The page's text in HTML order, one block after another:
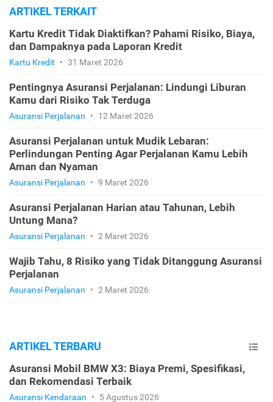
ARTIKEL TERKAIT
Kartu Kredit Tidak Diaktifkan? Pahami Risiko, Biaya,
dan Dampaknya pada Laporan Kredit
Kartu Kredit • 31 Maret 2026
Pentingnya Asuransi Perjalanan: Lindungi Liburan
Kamu dari Risiko Tak Terduga
Asuransi Perjalanan • 12 Maret 2026
Asuransi Perjalanan untuk Mudik Lebaran:
Perlindungan Penting Agar Perjalanan Kamu Lebih
Aman dan Nyaman
Asuransi Perjalanan • 9 Maret 2026
Asuransi Perjalanan Harian atau Tahunan, Lebih
Untung Mana?
Asuransi Perjalanan • 2 Maret 2026
Wajib Tahu, 8 Risiko yang Tidak Ditanggung Asuransi
Perjalanan
Asuransi Perjalanan • 2 Maret 2026
ARTIKEL TERBARU
Asuransi Mobil BMW X3: Biaya Premi, Spesifikasi,
dan Rekomendasi Terbaik
Asuransi Kendaraan • 5 Agustus 2026